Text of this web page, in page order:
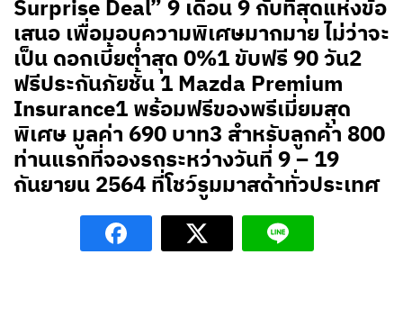
Surprise Deal” 9 เดือน 9 กับที่สุดแห่งข้อ
เสนอ เพื่อมอบความพิเศษมากมาย ไม่ว่าจะ
เป็น ดอกเบี้ยต่ำสุด 0%1 ขับฟรี 90 วัน2
ฟรีประกันภัยชั้น 1 Mazda Premium
Insurance1 พร้อมฟรีของพรีเมี่ยมสุด
พิเศษ มูลค่า 690 บาท3 สำหรับลูกค้า 800
ท่านแรกที่จองรถระหว่างวันที่ 9 – 19
กันยายน 2564 ที่โชว์รูมมาสด้าทั่วประเทศ